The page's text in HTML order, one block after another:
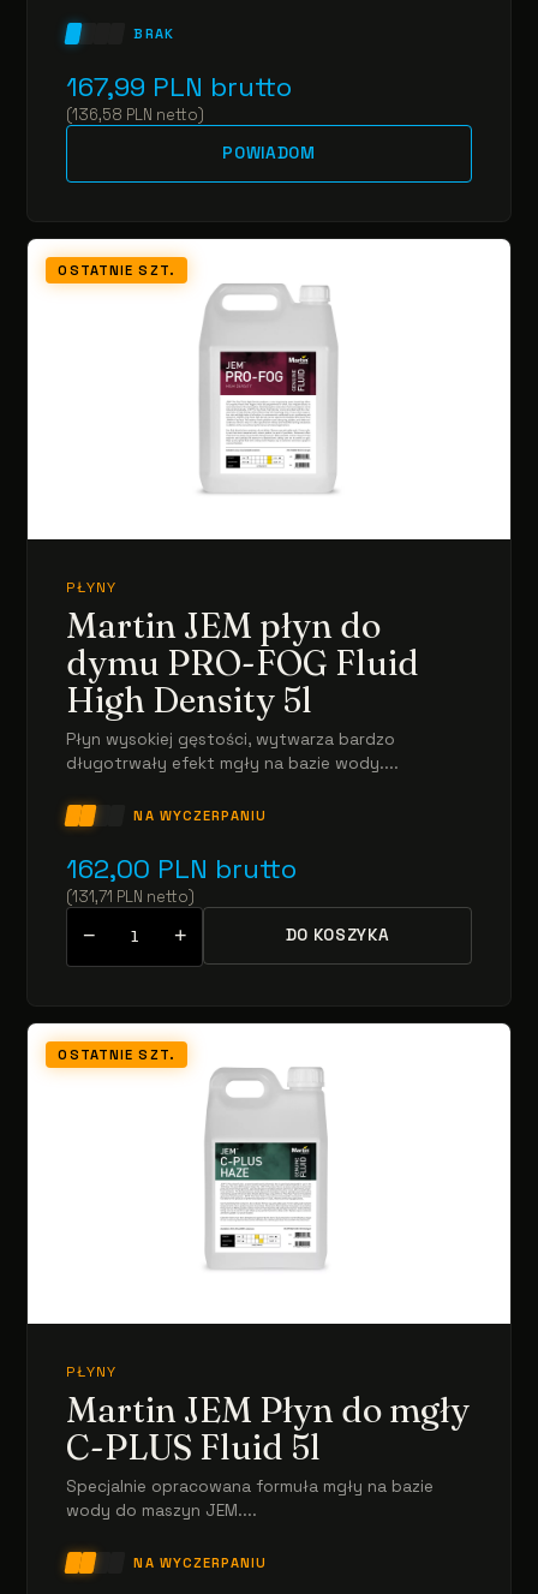
BRAK
167,99 PLN brutto
(136,58 PLN netto)
POWIADOM
OSTATNIE SZT.
PŁYNY
Martin JEM płyn do
dymu PRO-FOG Fluid
High Density 5l
Płyn wysokiej gęstości, wytwarza bardzo
długotrwały efekt mgły na bazie wody....
NA WYCZERPANIU
162,00 PLN brutto
(131,71 PLN netto)
− + DO KOSZYKA
OSTATNIE SZT.
PŁYNY
Martin JEM Płyn do mgły
C-PLUS Fluid 5l
Specjalnie opracowana formuła mgły na bazie
wody do maszyn JEM....
NA WYCZERPANIU